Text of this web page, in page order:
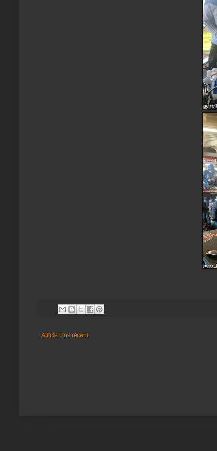
Article plus récent